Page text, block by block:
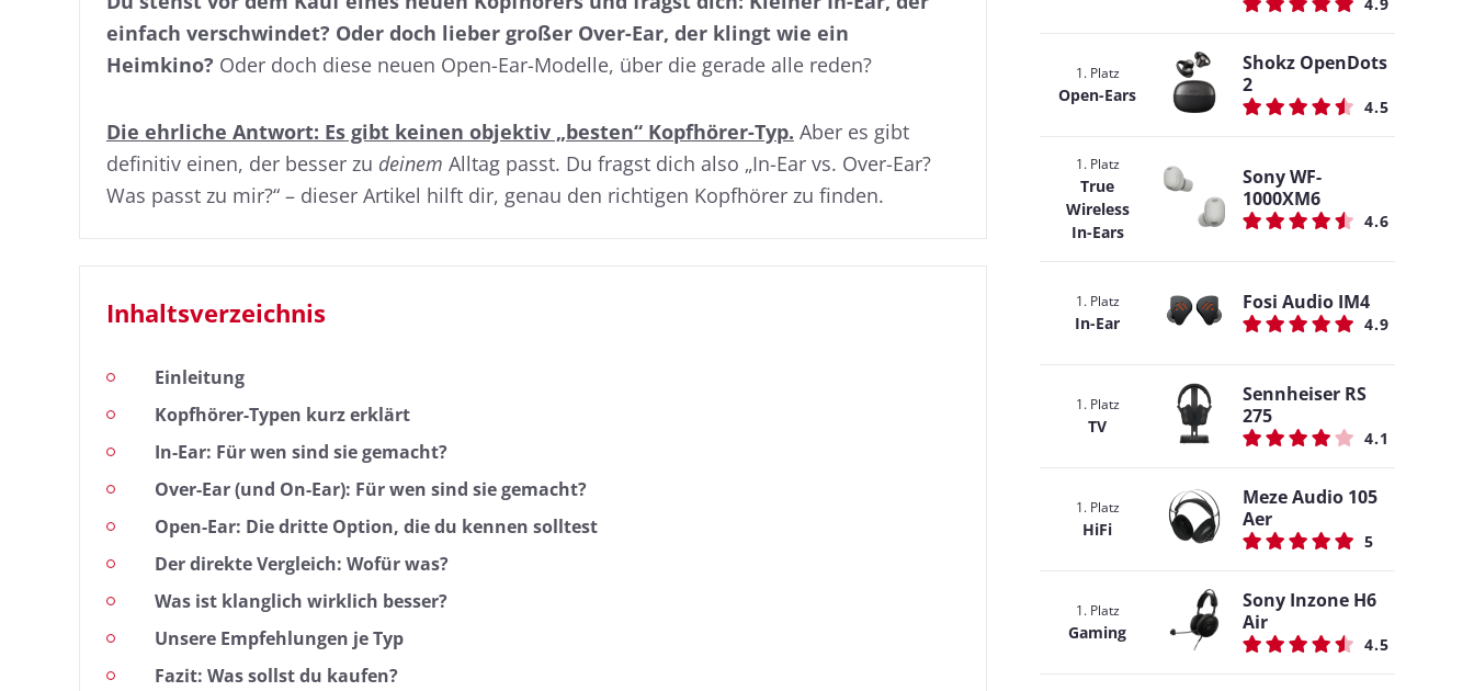
einfach verschwindet? Oder doch lieber großer Over-Ear, der klingt wie ein
Heimkino? Oder doch diese neuen Open-Ear-Modelle, über die gerade alle reden?
Die ehrliche Antwort: Es gibt keinen objektiv „besten“ Kopfhörer-Typ. Aber es gibt
definitiv einen, der besser zu deinem Alltag passt. Du fragst dich also „In-Ear vs. Over-Ear?
Was passt zu mir?“ – dieser Artikel hilft dir, genau den richtigen Kopfhörer zu finden.
Inhaltsverzeichnis
Einleitung
Kopfhörer-Typen kurz erklärt
In-Ear: Für wen sind sie gemacht?
Over-Ear (und On-Ear): Für wen sind sie gemacht?
Open-Ear: Die dritte Option, die du kennen solltest
Der direkte Vergleich: Wofür was?
Was ist klanglich wirklich besser?
Unsere Empfehlungen je Typ
Fazit: Was sollst du kaufen?
1. Platz
Open-Ears
Shokz OpenDots
2
4.5
1. Platz
True
Wireless
In-Ears
Sony WF-
1000XM6
4.6
1. Platz
In-Ear
Fosi Audio IM4
4.9
1. Platz
TV
Sennheiser RS
275
4.1
1. Platz
HiFi
Meze Audio 105
Aer
5
1. Platz
Gaming
Sony Inzone H6
Air
4.5